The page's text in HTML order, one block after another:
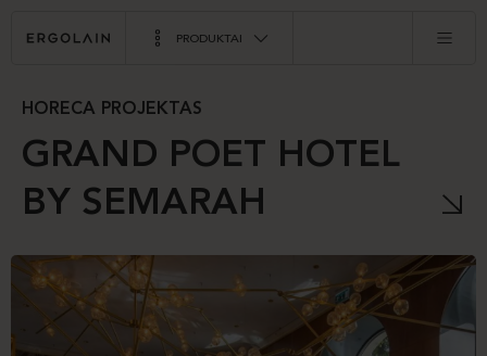
PRODUKTAI
HORECA PROJEKTAS
GRAND POET HOTEL
BY SEMARAH